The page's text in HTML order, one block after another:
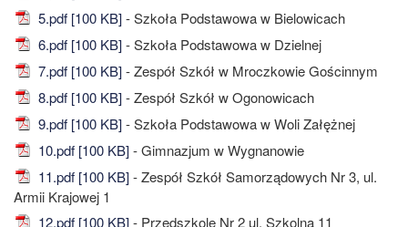
5.pdf [100 KB]- Szkoła Podstawowa w Bielowicach
6.pdf [100 KB]- Szkoła Podstawowa w Dzielnej
7.pdf [100 KB]- Zespół Szkół w Mroczkowie Gościnnym
8.pdf [100 KB]- Zespół Szkół w Ogonowicach
9.pdf [100 KB]- Szkoła Podstawowa w Woli Załężnej
10.pdf [100 KB]- Gimnazjum w Wygnanowie
11.pdf [100 KB]- Zespół Szkół Samorządowych Nr 3, ul.
Armii Krajowej 1
12.pdf [100 KB]- Przedszkole Nr 2 ul. Szkolna 11